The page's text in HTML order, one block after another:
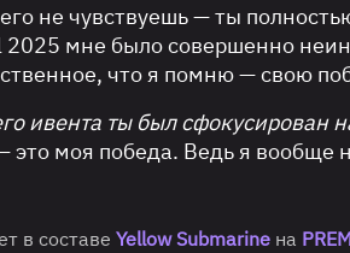
не чувствуешь — ты
2025 мне было совершенно
что я помню — свою
ивента ты был сфокусирован
моя победа. Ведь я вообще
в составе Yellow Submarine на